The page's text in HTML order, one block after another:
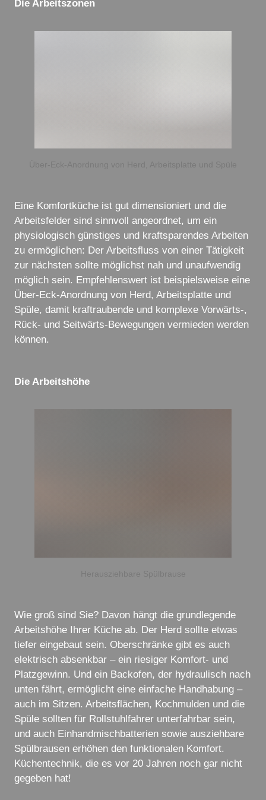
Die Arbeitszonen
Eine Komfortküche ist gut dimensioniert und die
Arbeitsfelder sind sinnvoll angeordnet, um ein
physiologisch günstiges und kraftsparendes Arbeiten
zu ermöglichen: Der Arbeitsfluss von einer Tätigkeit
zur nächsten sollte möglichst nah und unaufwendig
möglich sein. Empfehlenswert ist beispielsweise eine
Über-Eck-Anordnung von Herd, Arbeitsplatte und
Spüle, damit kraftraubende und komplexe Vorwärts-,
Rück- und Seitwärts-Bewegungen vermieden werden
können.
Die Arbeitshöhe
Wie groß sind Sie? Davon hängt die grundlegende
Arbeitshöhe Ihrer Küche ab. Der Herd sollte etwas
tiefer eingebaut sein. Oberschränke gibt es auch
elektrisch absenkbar – ein riesiger Komfort- und
Platzgewinn. Und ein Backofen, der hydraulisch nach
unten fährt, ermöglicht eine einfache Handhabung –
auch im Sitzen. Arbeitsflächen, Kochmulden und die
Spüle sollten für Rollstuhlfahrer unterfahrbar sein,
und auch Einhandmischbatterien sowie ausziehbare
Spülbrausen erhöhen den funktionalen Komfort.
Küchentechnik, die es vor 20 Jahren noch gar nicht
gegeben hat!